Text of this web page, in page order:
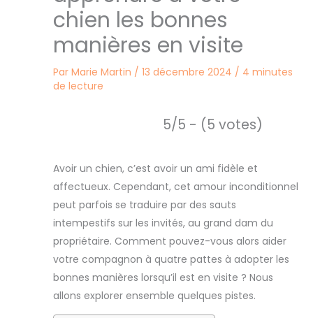
chien les bonnes
manières en visite
Par Marie Martin / 13 décembre 2024 / 4 minutes
de lecture
5/5 - (5 votes)
Avoir un chien, c’est avoir un ami fidèle et
affectueux. Cependant, cet amour inconditionnel
peut parfois se traduire par des sauts
intempestifs sur les invités, au grand dam du
propriétaire. Comment pouvez-vous alors aider
votre compagnon à quatre pattes à adopter les
bonnes manières lorsqu’il est en visite ? Nous
allons explorer ensemble quelques pistes.